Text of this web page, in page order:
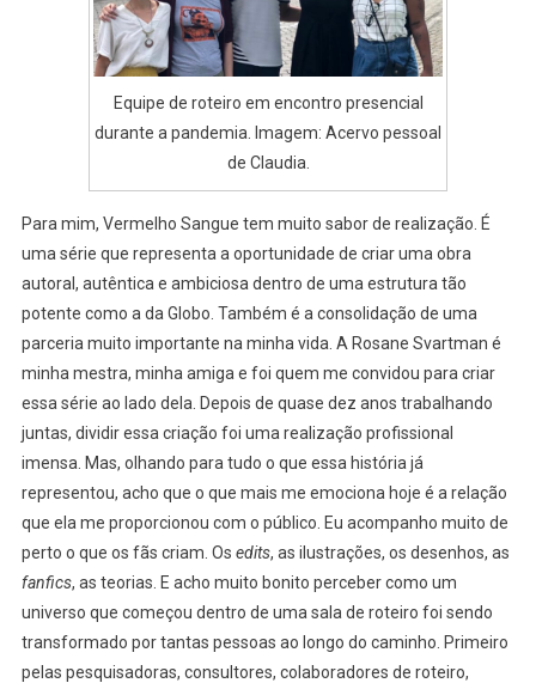
Equipe de roteiro em encontro presencial
durante a pandemia. Imagem: Acervo pessoal
de Claudia.
Para mim, Vermelho Sangue tem muito sabor de realização. É
uma série que representa a oportunidade de criar uma obra
autoral, autêntica e ambiciosa dentro de uma estrutura tão
potente como a da Globo. Também é a consolidação de uma
parceria muito importante na minha vida. A Rosane Svartman é
minha mestra, minha amiga e foi quem me convidou para criar
essa série ao lado dela. Depois de quase dez anos trabalhando
juntas, dividir essa criação foi uma realização profissional
imensa. Mas, olhando para tudo o que essa história já
representou, acho que o que mais me emociona hoje é a relação
que ela me proporcionou com o público. Eu acompanho muito de
perto o que os fãs criam. Os edits, as ilustrações, os desenhos, as
fanfics, as teorias. E acho muito bonito perceber como um
universo que começou dentro de uma sala de roteiro foi sendo
transformado por tantas pessoas ao longo do caminho. Primeiro
pelas pesquisadoras, consultores, colaboradores de roteiro,